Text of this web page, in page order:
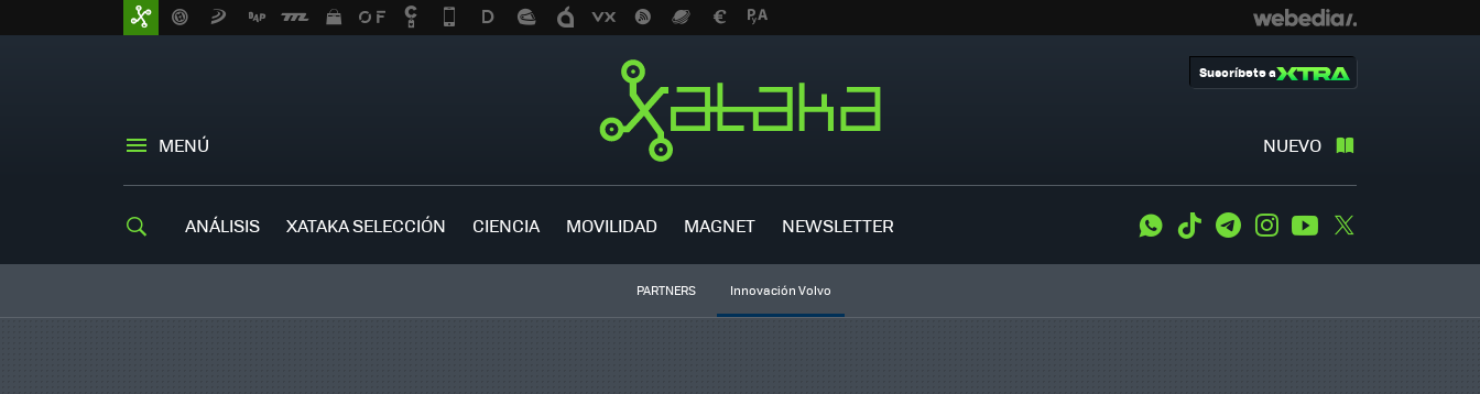
MENÚ NUEVO
Suscríbete a
ANÁLISIS XATAKA SELECCIÓN CIENCIA MOVILIDAD MAGNET NEWSLETTER WhatsApp
Tiktok TelegramInstagramYoutube
PARTNERS Innovación Volvo